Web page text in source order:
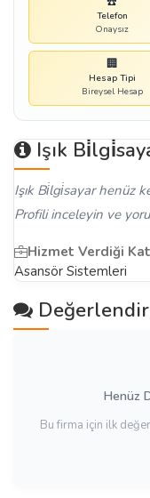
Telefon
Onaysız
🏢
Hesap Tipi
Bireysel Hesap
Işık
Işık Bi̇lgi̇sayar henüz
Profili inceleyin ve
Hizmet Verdiği
Asansör Sistemleri
Henüz
Bu firma için ilk